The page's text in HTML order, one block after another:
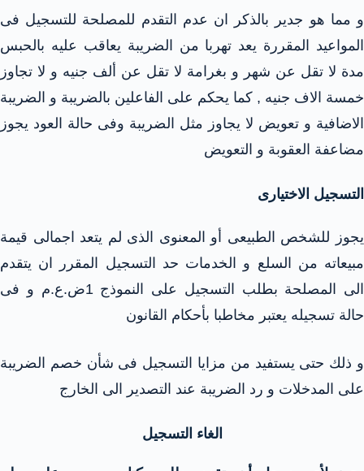
و مما هو جدير بالذكر ان عدم التقدم للمصلحة للتسجيل فى
المواعيد المقررة يعد تهربا من الضريبة يعاقب عليه بالحبس
مدة لا تقل عن شهر و بغرامة لا تقل عن ألف جنيه و لا تجاوز
خمسة الاف جنيه , كما يحكم على الفاعلين بالضريبة و الضريبة
الاضافية و تعويض لا يجاوز مثل الضريبة وفى حالة العود يجوز
مضاعفة العقوبة و التعويض
التسجيل الاختيارى
يجوز للشخص الطبيعى أو المعنوى الذى لم يتعد اجمالى قيمة
مبيعاته من السلع و الخدمات حد التسجيل المقرر ان يتقدم
الى المصلحة بطلب التسجيل على النموذج 1ض.ع.م و فى
حالة تسجيله يعتبر مخاطبا بأحكام القانون
و ذلك حتى يستفيد من مزايا التسجيل فى شأن خصم الضريبة
على المدخلات و رد الضريبة عند التصدير الى الخارج
الغاء التسجيل